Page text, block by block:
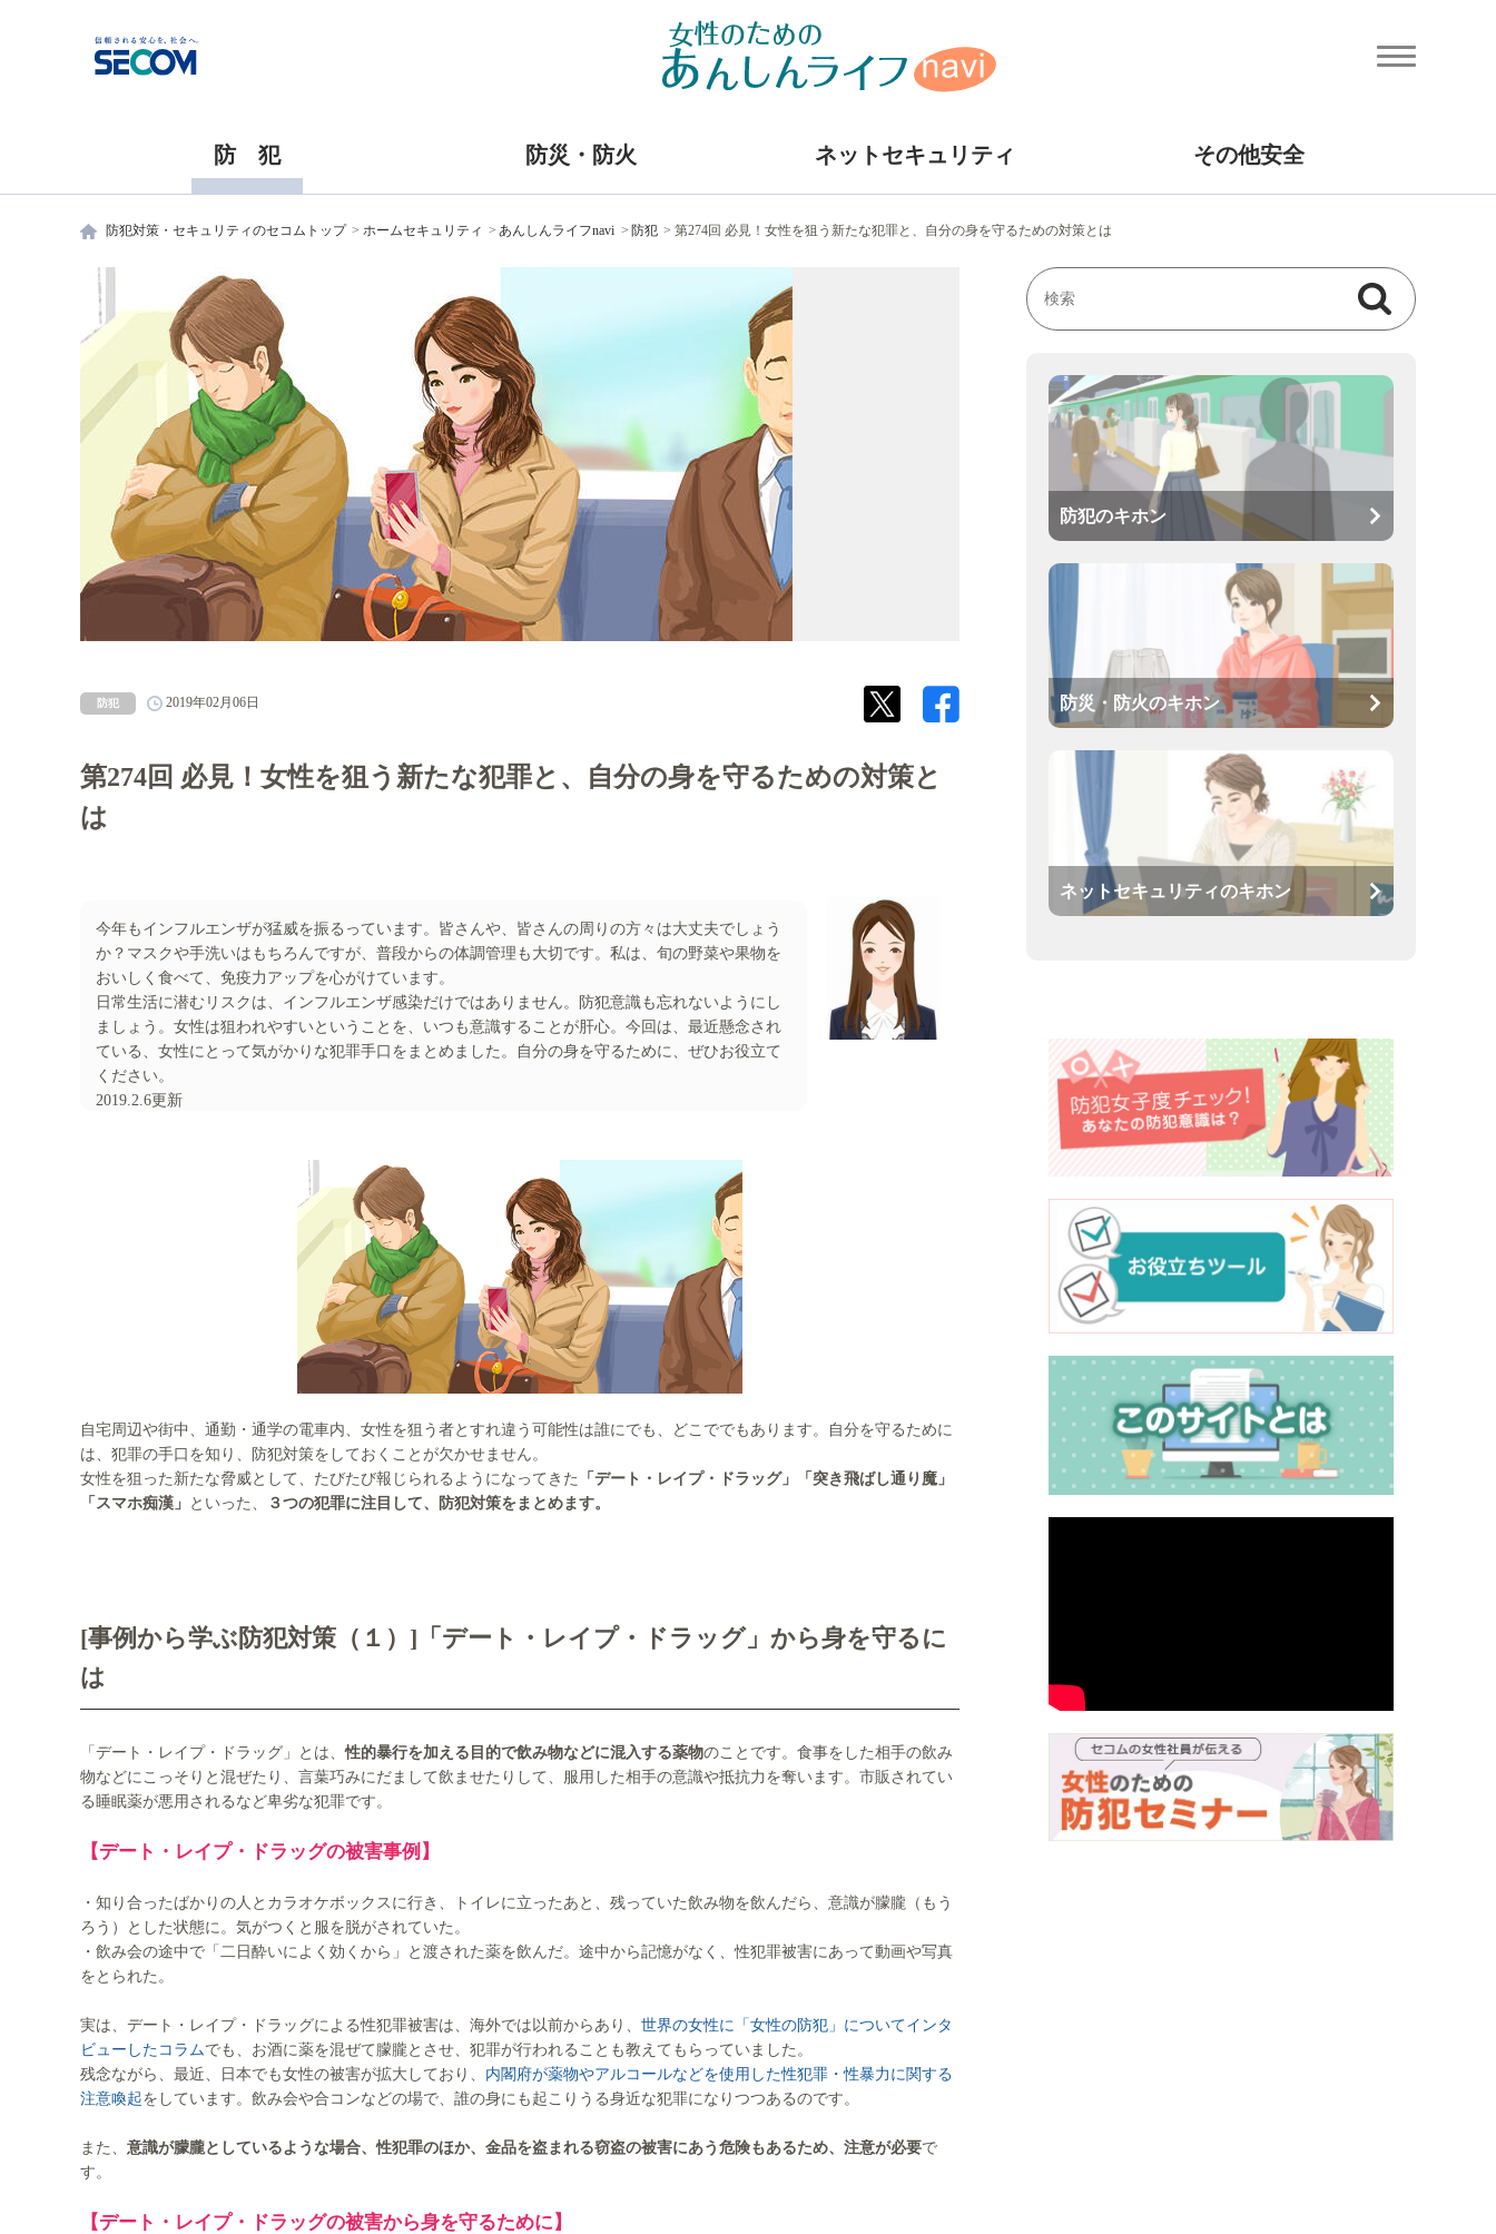
防 犯 防災・防火 ネットセキュリティ その他安全
防犯対策・セキュリティのセコムトップ ホームセキュリティ あんしんライフnavi 防犯 第274回 必見！女性を狙う新たな犯罪と、自分の身を守るための対策とは
防犯 2019年02月06日
第274回 必見！女性を狙う新たな犯罪と、自分の身を守るための対策と
は
今年もインフルエンザが猛威を振るっています。皆さんや、皆さんの周りの方々は大丈夫でしょう
か？マスクや手洗いはもちろんですが、普段からの体調管理も大切です。私は、旬の野菜や果物を
おいしく食べて、免疫力アップを心がけています。
日常生活に潜むリスクは、インフルエンザ感染だけではありません。防犯意識も忘れないようにし
ましょう。女性は狙われやすいということを、いつも意識することが肝心。今回は、最近懸念され
ている、女性にとって気がかりな犯罪手口をまとめました。自分の身を守るために、ぜひお役立て
ください。
2019.2.6更新
自宅周辺や街中、通勤・通学の電車内、女性を狙う者とすれ違う可能性は誰にでも、どこででもあります。自分を守るために
は、犯罪の手口を知り、防犯対策をしておくことが欠かせません。
女性を狙った新たな脅威として、たびたび報じられるようになってきた
「デート・レイプ・ドラッグ」「突き飛ばし通り魔」
「スマホ痴漢」 といった、 ３つの犯罪に注目して、防犯対策をまとめます。
[事例から学ぶ防犯対策（１）]「デート・レイプ・ドラッグ」から身を守るに
は
「デート・レイプ・ドラッグ」とは、性的暴行を加える目的で飲み物などに混入する薬物のことです。食事をした相手の飲み
物などにこっそりと混ぜたり、言葉巧みにだまして飲ませたりして、服用した相手の意識や抵抗力を奪います。市販されてい
る睡眠薬が悪用されるなど卑劣な犯罪です。
【デート・レイプ・ドラッグの被害事例】
・知り合ったばかりの人とカラオケボックスに行き、トイレに立ったあと、残っていた飲み物を飲んだら、意識が朦朧（もう
ろう）とした状態に。気がつくと服を脱がされていた。
・飲み会の途中で「二日酔いによく効くから」と渡された薬を飲んだ。途中から記憶がなく、性犯罪被害にあって動画や写真
をとられた。
実は、デート・レイプ・ドラッグによる性犯罪被害は、海外では以前からあり、 世界の女性に「女性の防犯」についてインタ
ビューしたコラムでも、お酒に薬を混ぜて朦朧とさせ、犯罪が行われることも教えてもらっていました。
残念ながら、最近、日本でも女性の被害が拡大しており、 内閣府が薬物やアルコールなどを使用した性犯罪・性暴力に関する
注意喚起をしています。飲み会や合コンなどの場で、誰の身にも起こりうる身近な犯罪になりつつあるのです。
また、 意識が朦朧としているような場合、性犯罪のほか、金品を盗まれる窃盗の被害にあう危険もあるため、注意が必要で
す。
【デート・レイプ・ドラッグの被害から身を守るために】
検索キーワード入力
検索
防犯のキホン
防災・防火のキホン
ネットセキュリティのキホン